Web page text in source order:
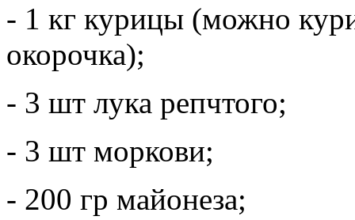
- 1 кг курицы (можно
окорочка);
- 3 шт лука репчтого;
- 3 шт моркови;
- 200 гр майонеза;